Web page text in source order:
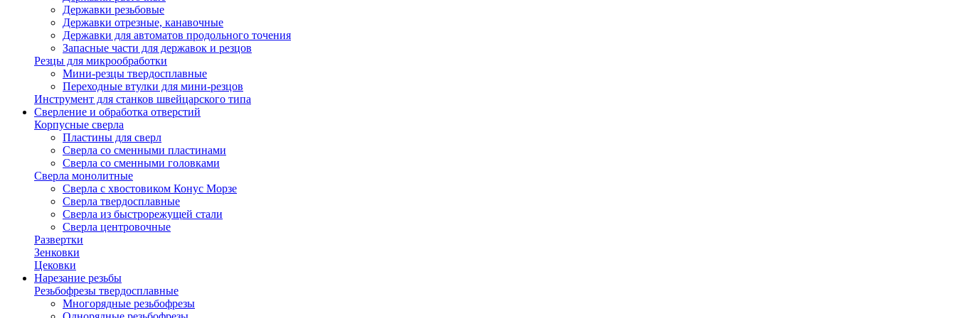
Державки резьбовые
Державки отрезные, канавочные
Державки для автоматов продольного точения
Запасные части для державок и резцов
Резцы для микрообработки
Мини-резцы твердосплавные
Переходные втулки для мини-резцов
Инструмент для станков швейцарского типа
Сверление и обработка отверстий
Корпусные сверла
Пластины для сверл
Сверла со сменными пластинами
Сверла со сменными головками
Сверла монолитные
Сверла с хвостовиком Конус Морзе
Сверла твердосплавные
Сверла из быстрорежущей стали
Сверла центровочные
Развертки
Зенковки
Цековки
Нарезание резьбы
Резьбофрезы твердосплавные
Многорядные резьбофрезы